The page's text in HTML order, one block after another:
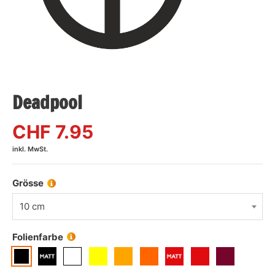
Deadpool
CHF 7.95
inkl. MwSt.
Grösse
10 cm
Folienfarbe